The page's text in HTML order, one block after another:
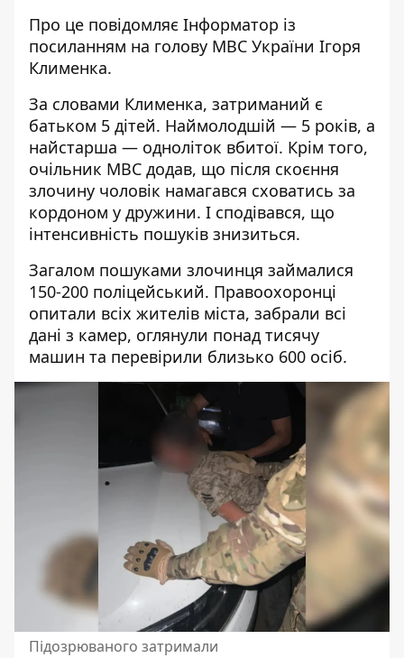
Про це повідомляє Інформатор із
посиланням на голову МВС України Ігоря
Клименка.
За словами Клименка, затриманий є
батьком 5 дітей. Наймолодшій — 5 років, а
найстарша — одноліток вбитої. Крім того,
очільник МВС додав, що після скоєння
злочину чоловік намагався сховатись за
кордоном у дружини. І сподівався, що
інтенсивність пошуків знизиться.
Загалом пошуками злочинця займалися
150-200 поліцейський. Правоохоронці
опитали всіх жителів міста, забрали всі
дані з камер, оглянули понад тисячу
машин та перевірили близько 600 осіб.
Підозрюваного затримали